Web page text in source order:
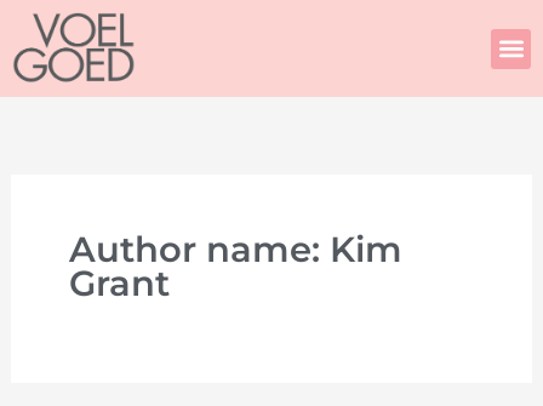
Skip
content
Author name: Kim
Grant